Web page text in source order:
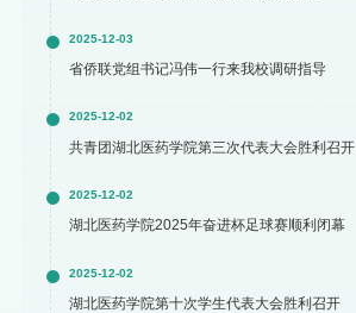
2025-12-03
省侨联党组书记冯伟一行来我校调研指导
2025-12-02
共青团湖北医药学院第三次代表大会胜利召开
2025-12-02
湖北医药学院2025年奋进杯足球赛顺利闭幕
2025-12-02
湖北医药学院第十次学生代表大会胜利召开